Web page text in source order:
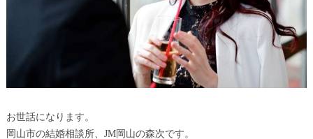
お世話になります。
岡山市の結婚相談所、JM岡山の森次です。